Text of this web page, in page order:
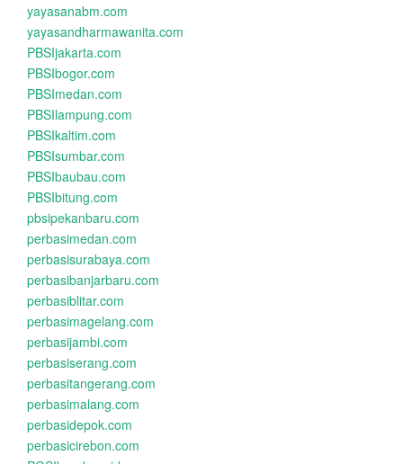
yayasanabm.com
yayasandharmawanita.com
PBSIjakarta.com
PBSIbogor.com
PBSImedan.com
PBSIlampung.com
PBSIkaltim.com
PBSIsumbar.com
PBSIbaubau.com
PBSIbitung.com
pbsipekanbaru.com
perbasimedan.com
perbasisurabaya.com
perbasibanjarbaru.com
perbasiblitar.com
perbasimagelang.com
perbasijambi.com
perbasiserang.com
perbasitangerang.com
perbasimalang.com
perbasidepok.com
perbasicirebon.com